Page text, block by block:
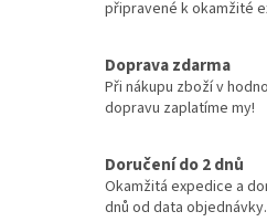
připravené k okamžité
Doprava zdarma
Při nákupu zboží v
dopravu zaplatíme my!
Doručení do 2 dnů
Okamžitá expedice a
dnů od data objednávky.